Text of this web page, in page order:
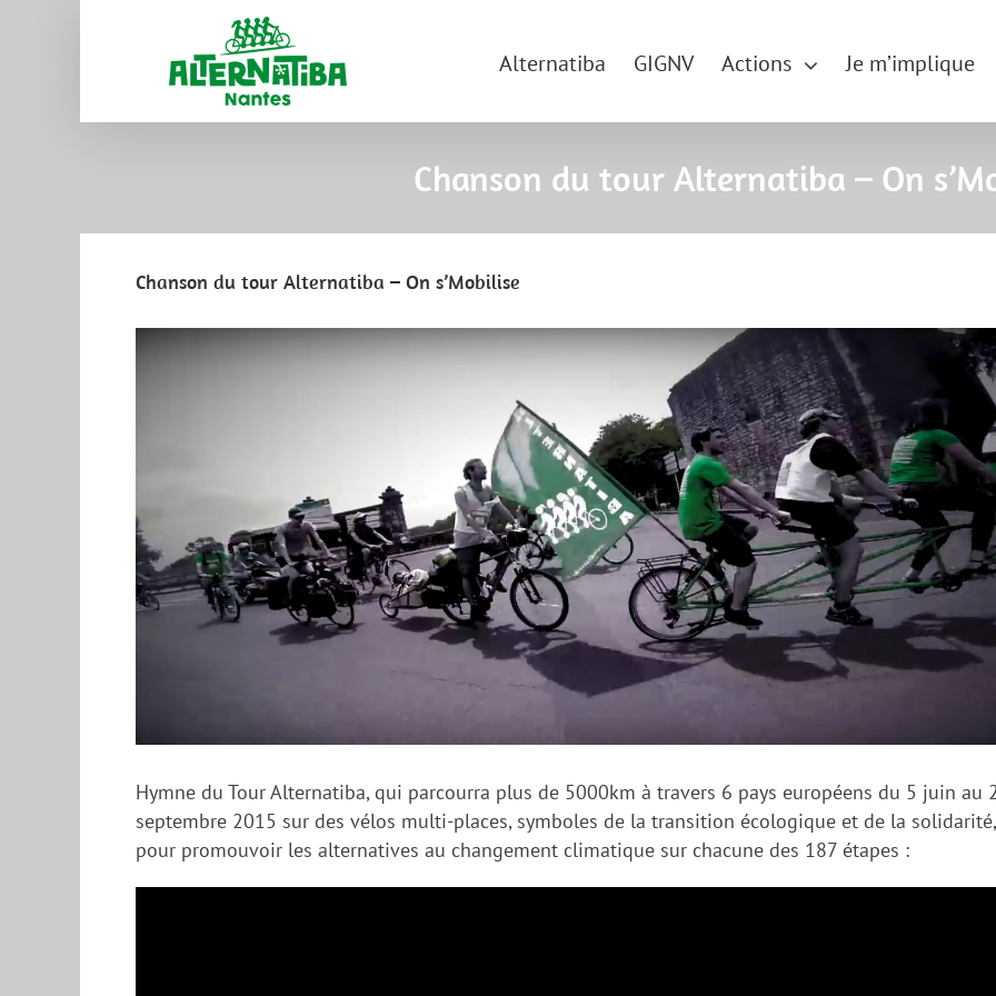
Alternatiba GIGNV Actions Je m’implique
Chanson du tour Alternatiba – On
Chanson du tour Alternatiba – On s’Mobilise
View
Hymne du Tour Alternatiba, qui parcourra plus de 5000km à travers 6 pays européens du 5 juin au
septembre 2015 sur des vélos multi-places, symboles de la transition écologique et de la solidarité,
pour promouvoir les alternatives au changement climatique sur chacune des 187 étapes :